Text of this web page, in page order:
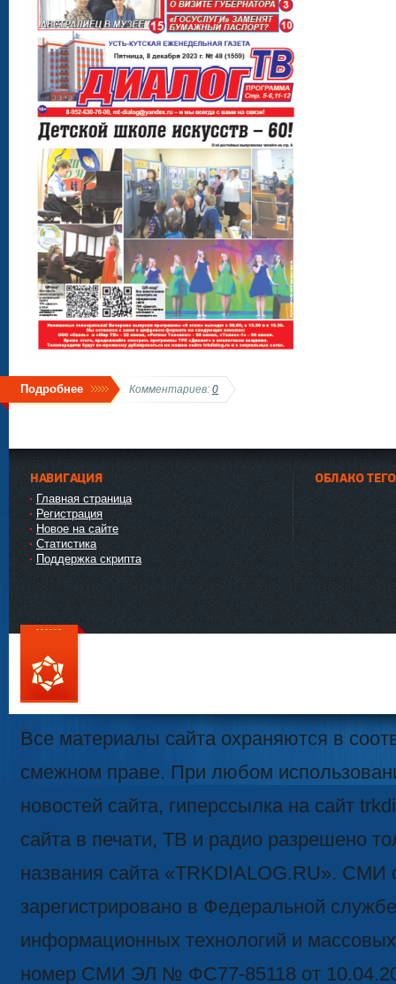
Подробнее Комментариев: 0
НАВИГАЦИЯ
Главная страница
Регистрация
Новое на сайте
Статистика
Поддержка скрипта
ОБЛАКО
111
Все материалы сайта охраняются в
смежном праве. При любом
новостей сайта, гиперссылка на сайт
сайта в печати, ТВ и радио разрешено
названия сайта «TRKDIALOG.RU». СМИ
зарегистрировано в Федеральной
информационных технологий и
номер СМИ ЭЛ № ФС77-85118 от